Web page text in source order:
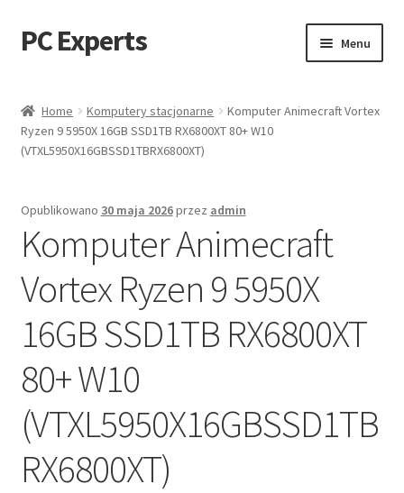
Przejdź
do
Przejdź
do
PC Experts Menu
Blog
Home Komputery stacjonarne
Komputer Animecraft Vortex
Ryzen 9 5950X 16GB SSD1TB RX6800XT 80+ W10
(VTXL5950X16GBSSD1TBRX6800XT)
Opublikowano 30 maja 2026przez admin
Komputer Animecraft
Vortex Ryzen 9 5950X
16GB SSD1TB RX6800XT
80+ W10
(VTXL5950X16GBSSD1TB
RX6800XT)